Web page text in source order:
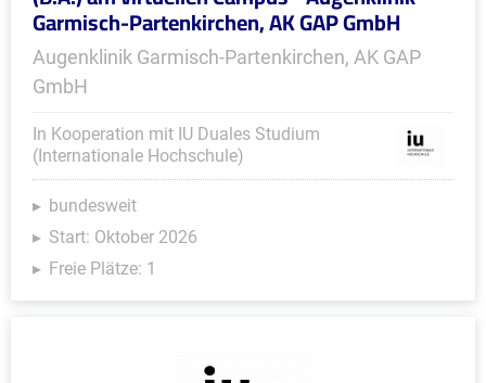
Garmisch-Partenkirchen, AK GAP GmbH
Augenklinik Garmisch-Partenkirchen, AK GAP
GmbH
In Kooperation mit IU Duales Studium
(Internationale Hochschule)
bundesweit
Start: Oktober 2026
Freie Plätze: 1